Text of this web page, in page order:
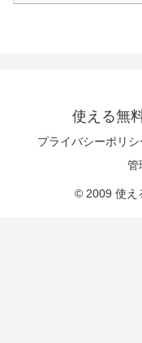
使える無
プライバシーポリシ
管
© 2009 使え